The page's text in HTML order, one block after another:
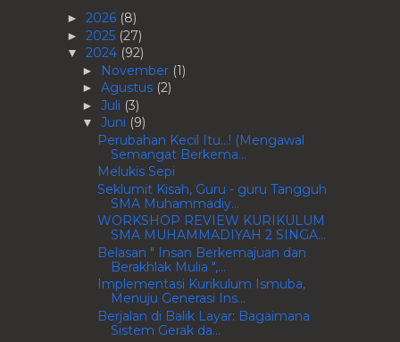
► 2026 (8)
► 2025 (27)
▼ 2024 (92)
► November (1)
► Agustus (2)
► Juli (3)
▼ Juni (9)
Perubahan Kecil Itu...! (Mengawal
Semangat Berkema...
Melukis Sepi
Seklumit Kisah, Guru - guru Tangguh
SMA Muhammadiy...
WORKSHOP REVIEW KURIKULUM
SMA MUHAMMADIYAH 2 SINGA...
Belasan " Insan Berkemajuan dan
Berakhlak Mulia ",...
Implementasi Kurikulum Ismuba,
Menuju Generasi Ins...
Berjalan di Balik Layar: Bagaimana
Sistem Gerak da...